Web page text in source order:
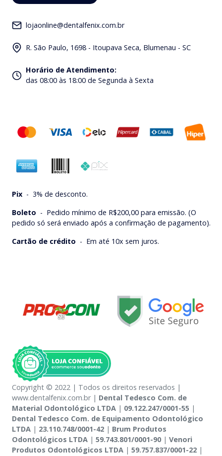
lojaonline@dentalfenix.com.br
R. São Paulo, 1698 - Itoupava Seca, Blumenau - SC
Horário de Atendimento:
das 08:00 às 18:00 de Segunda à Sexta
Pix - 3% de desconto.
Boleto - Pedido mínimo de R$200,00 para emissão. (O
pedido só será enviado após a confirmação de pagamento).
Cartão de crédito - Em até 10x sem juros.
Copyright © 2022 | Todos os direitos reservados |
www.dentalfenix.com.br | Dental Tedesco Com. de
Material Odontológico LTDA | 09.122.247/0001-55 |
Dental Tedesco Com. de Equipamento Odontológico
LTDA | 23.110.748/0001-42 | Brum Produtos
Odontológicos LTDA | 59.743.801/0001-90| Venori
Produtos Odontológicos LTDA | 59.757.837/0001-22 |